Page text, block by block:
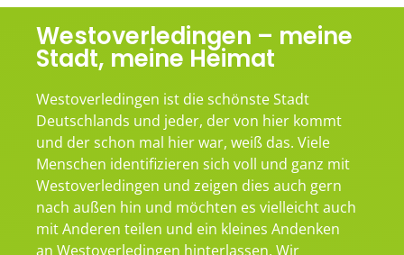
Westoverledingen – meine
Stadt, meine Heimat
Westoverledingen ist die schönste Stadt
Deutschlands und jeder, der von hier kommt
und der schon mal hier war, weiß das. Viele
Menschen identifizieren sich voll und ganz mit
Westoverledingen und zeigen dies auch gern
nach außen hin und möchten es vielleicht auch
mit Anderen teilen und ein kleines Andenken
an Westoverledingen hinterlassen. Wir